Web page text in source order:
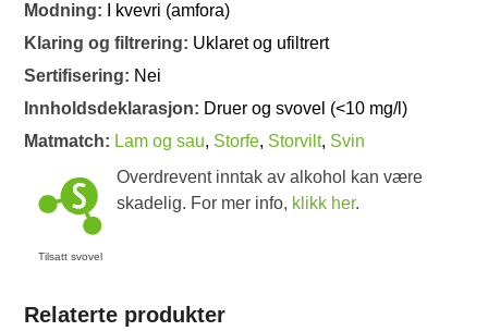
Modning:
I kvevri (amfora)
Klaring og filtrering: Uklaret og ufiltrert
Sertifisering: Nei
Innholdsdeklarasjon: Druer og svovel (<10 mg/l)
Matmatch: Lam og sau, Storfe, Storvilt, Svin
Tilsatt svovel
Overdrevent inntak av alkohol kan være
skadelig. For mer info, klikk her.
Relaterte produkter